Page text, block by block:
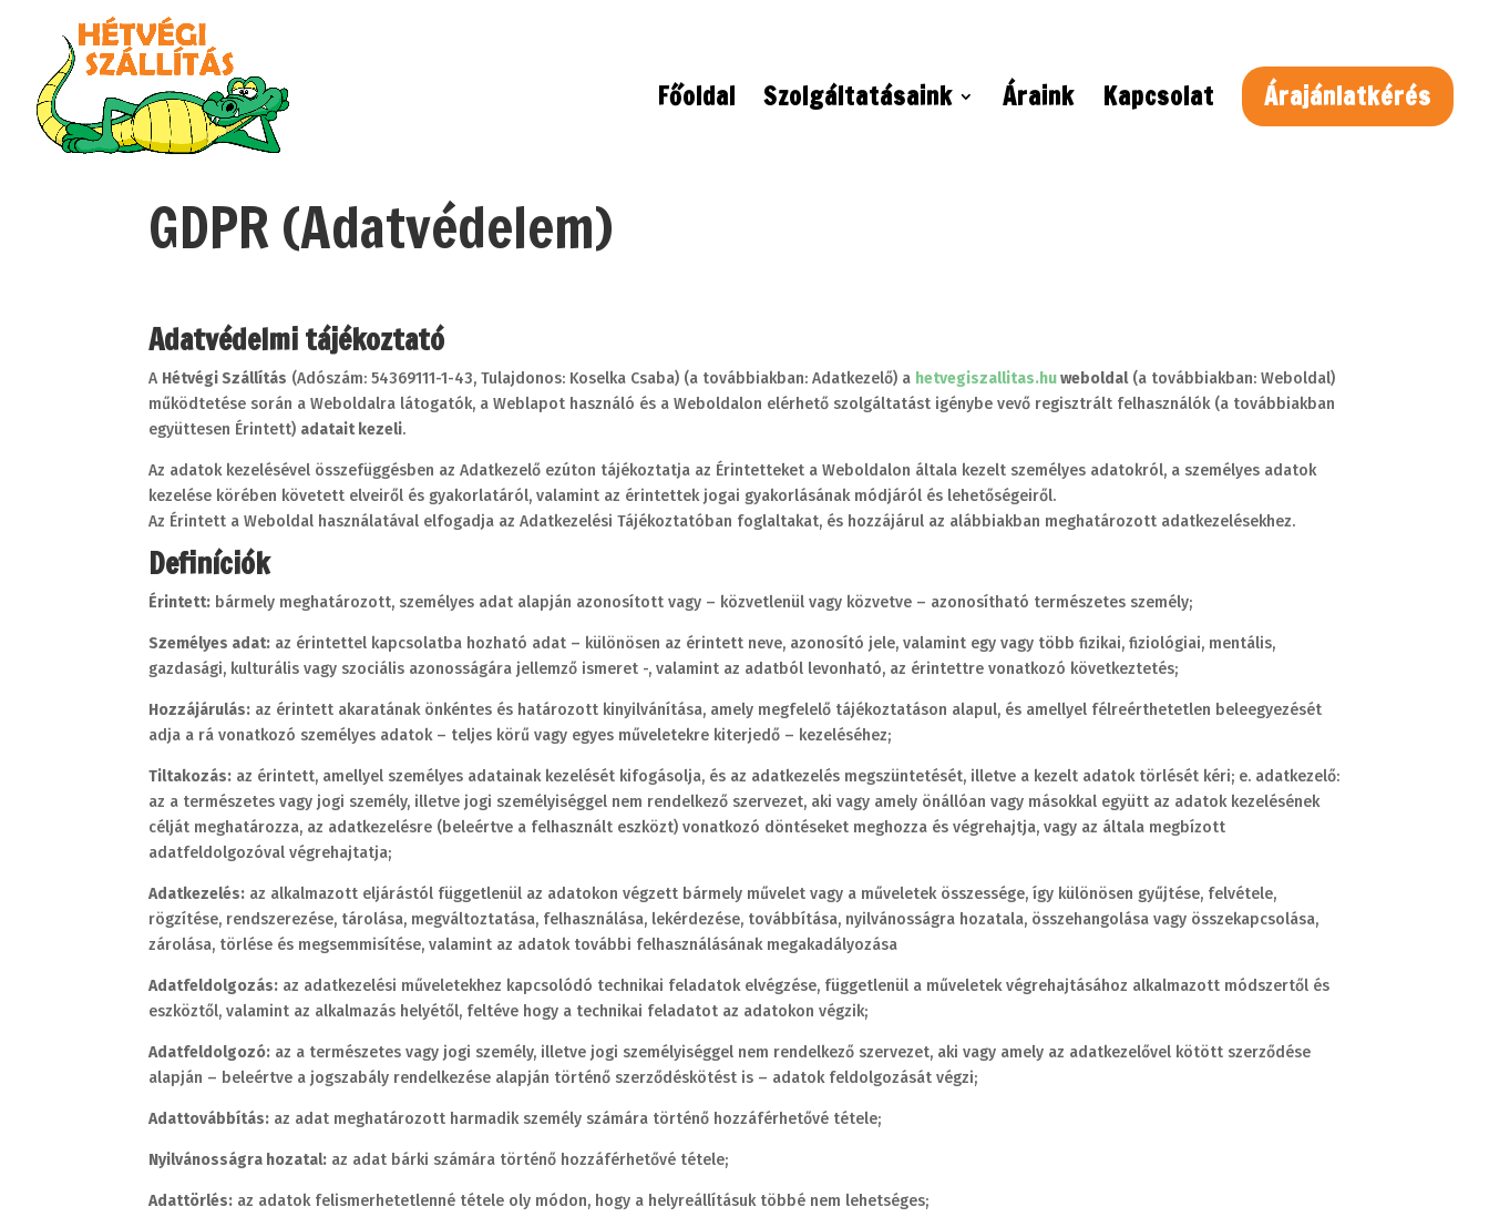
Főoldal Szolgáltatásaink Áraink Kapcsolat Árajánlatkérés
GDPR (Adatvédelem)
Adatvédelmi tájékoztató
A Hétvégi Szállítás (Adószám: 54369111-1-43, Tulajdonos: Koselka Csaba) (a továbbiakban: Adatkezelő) a hetvegiszallitas.huweboldal(a továbbiakban: Weboldal)
működtetése során a Weboldalra látogatók, a Weblapot használó és a Weboldalon elérhető szolgáltatást igénybe vevő regisztrált felhasználók (a továbbiakban
együttesen Érintett) adatait kezeli.
Az adatok kezelésével összefüggésben az Adatkezelő ezúton tájékoztatja az Érintetteket a Weboldalon általa kezelt személyes adatokról, a személyes adatok
kezelése körében követett elveiről és gyakorlatáról, valamint az érintettek jogai gyakorlásának módjáról és lehetőségeiről.
Az Érintett a Weboldal használatával elfogadja az Adatkezelési Tájékoztatóban foglaltakat, és hozzájárul az alábbiakban meghatározott adatkezelésekhez.
Definíciók
Érintett: bármely meghatározott, személyes adat alapján azonosított vagy – közvetlenül vagy közvetve – azonosítható természetes személy;
Személyes adat: az érintettel kapcsolatba hozható adat – különösen az érintett neve, azonosító jele, valamint egy vagy több fizikai, fiziológiai, mentális,
gazdasági, kulturális vagy szociális azonosságára jellemző ismeret -, valamint az adatból levonható, az érintettre vonatkozó következtetés;
Hozzájárulás: az érintett akaratának önkéntes és határozott kinyilvánítása, amely megfelelő tájékoztatáson alapul, és amellyel félreérthetetlen beleegyezését
adja a rá vonatkozó személyes adatok – teljes körű vagy egyes műveletekre kiterjedő – kezeléséhez;
Tiltakozás: az érintett, amellyel személyes adatainak kezelését kifogásolja, és az adatkezelés megszüntetését, illetve a kezelt adatok törlését kéri; e. adatkezelő:
az a természetes vagy jogi személy, illetve jogi személyiséggel nem rendelkező szervezet, aki vagy amely önállóan vagy másokkal együtt az adatok kezelésének
célját meghatározza, az adatkezelésre (beleértve a felhasznált eszközt) vonatkozó döntéseket meghozza és végrehajtja, vagy az általa megbízott
adatfeldolgozóval végrehajtatja;
Adatkezelés: az alkalmazott eljárástól függetlenül az adatokon végzett bármely művelet vagy a műveletek összessége, így különösen gyűjtése, felvétele,
rögzítése, rendszerezése, tárolása, megváltoztatása, felhasználása, lekérdezése, továbbítása, nyilvánosságra hozatala, összehangolása vagy összekapcsolása,
zárolása, törlése és megsemmisítése, valamint az adatok további felhasználásának megakadályozása
Adatfeldolgozás: az adatkezelési műveletekhez kapcsolódó technikai feladatok elvégzése, függetlenül a műveletek végrehajtásához alkalmazott módszertől és
eszköztől, valamint az alkalmazás helyétől, feltéve hogy a technikai feladatot az adatokon végzik;
Adatfeldolgozó: az a természetes vagy jogi személy, illetve jogi személyiséggel nem rendelkező szervezet, aki vagy amely az adatkezelővel kötött szerződése
alapján – beleértve a jogszabály rendelkezése alapján történő szerződéskötést is – adatok feldolgozását végzi;
Adattovábbítás: az adat meghatározott harmadik személy számára történő hozzáférhetővé tétele;
Nyilvánosságra hozatal: az adat bárki számára történő hozzáférhetővé tétele;
Adattörlés: az adatok felismerhetetlenné tétele oly módon, hogy a helyreállításuk többé nem lehetséges;